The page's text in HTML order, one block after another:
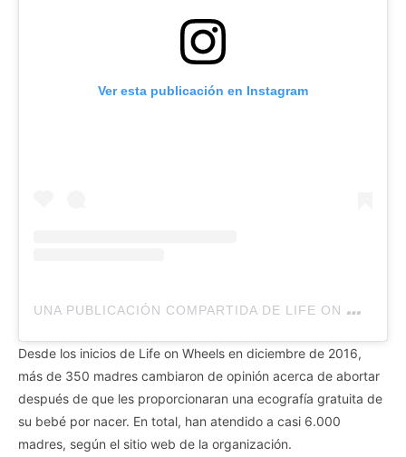
Ver esta publicación en Instagram
U
NA PUBLICACIÓN COMPARTIDA DE LIFE ON WHEELS – ALABAMA (@LOWALABAMA)
Desde los inicios de Life on Wheels en diciembre de 2016,
más de 350 madres cambiaron de opinión acerca de abortar
después de que les proporcionaran una ecografía gratuita de
su bebé por nacer. En total, han atendido a casi 6.000
madres, según el sitio web de la organización.